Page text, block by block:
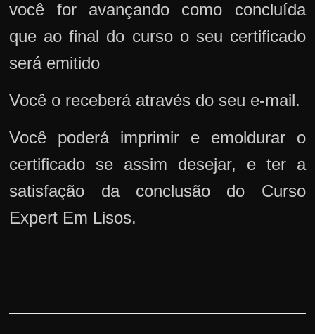
você for avançando como concluída
que ao final do curso o seu certificado
será emitido
Você o receberá através do seu e-mail.
Você poderá imprimir e emoldurar o
certificado se assim desejar, e ter a
satisfação da conclusão do Curso
Expert Em Lisos.